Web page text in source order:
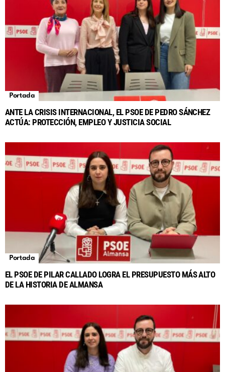
Portada
ANTE LA CRISIS INTERNACIONAL, EL PSOE DE PEDRO SÁNCHEZ
ACTÚA: PROTECCIÓN, EMPLEO Y JUSTICIA SOCIAL
Portada
EL PSOE DE PILAR CALLADO LOGRA EL PRESUPUESTO MÁS ALTO
DE LA HISTORIA DE ALMANSA